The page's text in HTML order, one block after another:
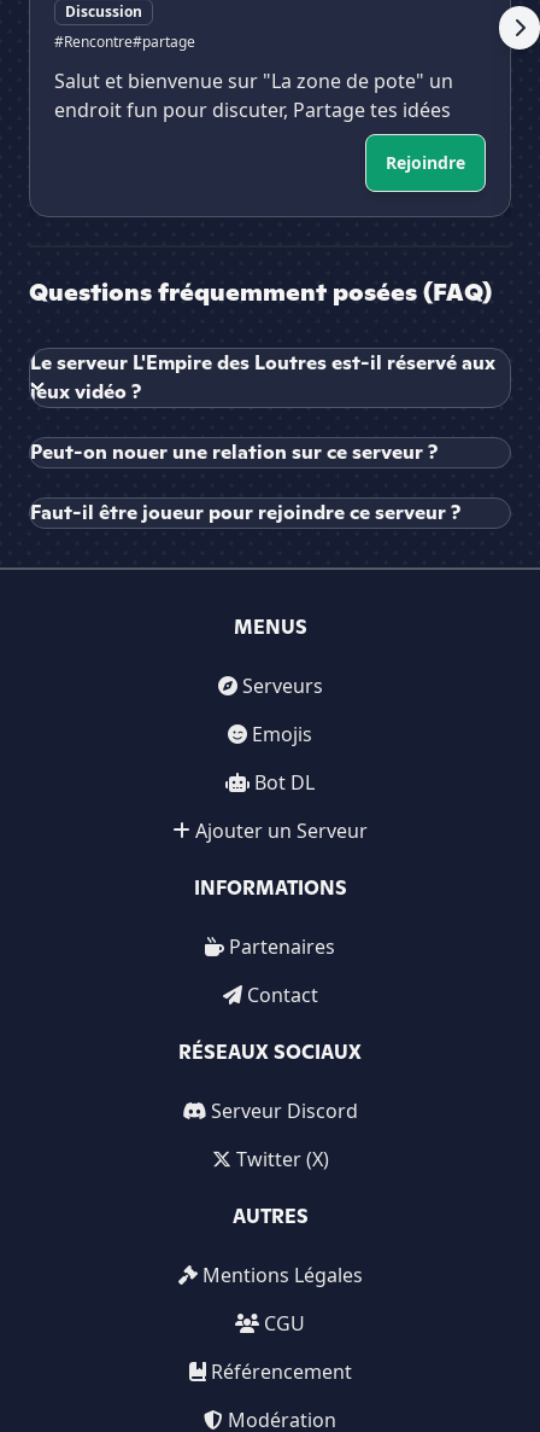
Discussion
#Rencontre#partage
Salut et bienvenue sur "La zone de pote" un
endroit fun pour discuter, Partage tes idées
Rejoindre
Questions fréquemment posées (FAQ)
Le serveur L'Empire des Loutres est-il réservé aux
jeux vidéo ?
Peut-on nouer une relation sur ce serveur ?
Faut-il être joueur pour rejoindre ce serveur ?
MENUS
Serveurs
Emojis
Bot DL
Ajouter un Serveur
INFORMATIONS
Partenaires
Contact
RÉSEAUX SOCIAUX
Serveur Discord
Twitter (X)
AUTRES
Mentions Légales
CGU
Référencement
Modération